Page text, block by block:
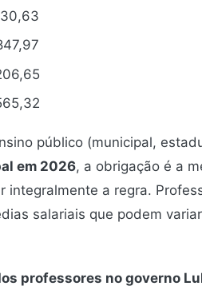
público (municipal,
em 2026, a obrigação é a
integralmente a regra.
salariais que podem
professores no governo